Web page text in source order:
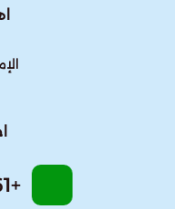
+971565545661